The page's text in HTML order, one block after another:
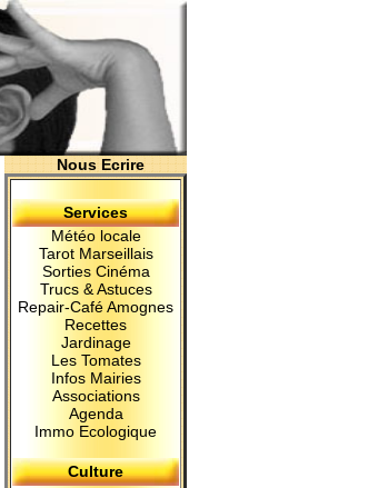
Nous Ecrire
Services
Météo locale
Tarot Marseillais
Sorties Cinéma
Trucs & Astuces
Repair-Café Amognes
Recettes
Jardinage
Les Tomates
Infos Mairies
Associations
Agenda
Immo Ecologique
Culture